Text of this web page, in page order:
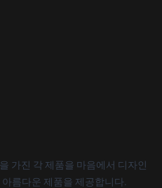
가진 각 제품을 마음에서 디자인
름다운 제품을 제공합니다.